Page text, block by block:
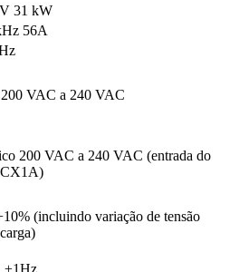
31 kW
56A
VAC a 240 VAC
200 VAC a 240 VAC (entrada do
CX1A)
(incluindo variação de tensão